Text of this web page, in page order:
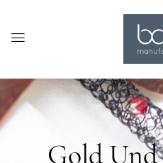
Gold